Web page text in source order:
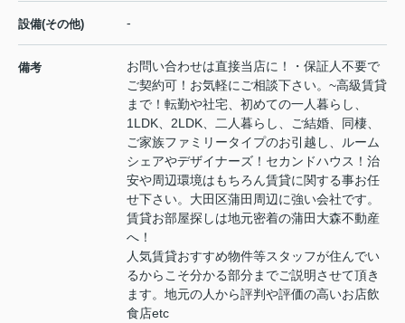
設備(その他) -
備考
お問い合わせは直接当店に！・保証人不要で
ご契約可！お気軽にご相談下さい。~高級賃貸
まで！転勤や社宅、初めての一人暮らし、
1LDK、2LDK、二人暮らし、ご結婚、同棲、
ご家族ファミリータイプのお引越し、ルーム
シェアやデザイナーズ！セカンドハウス！治
安や周辺環境はもちろん賃貸に関する事お任
せ下さい。大田区蒲田周辺に強い会社です。
賃貸お部屋探しは地元密着の蒲田大森不動産
へ！
人気賃貸おすすめ物件等スタッフが住んでい
るからこそ分かる部分までご説明させて頂き
ます。地元の人から評判や評価の高いお店飲
食店etc